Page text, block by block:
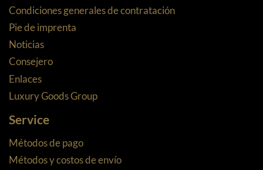
Condiciones generales de contratación
Pie de imprenta
Noticias
Consejero
Enlaces
Luxury Goods Group
Service
Métodos de pago
Métodos y costos de envío